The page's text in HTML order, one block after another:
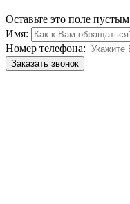
Оставьте это поле
Имя:
Номер телефона:
Заказать звонок